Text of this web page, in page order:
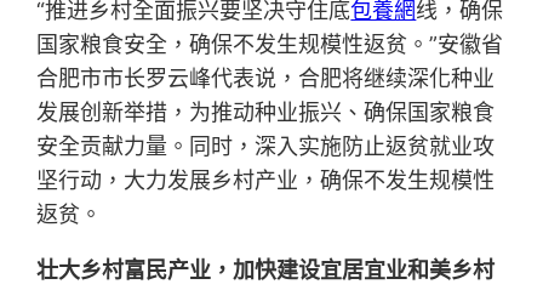
“推进乡村全面振兴要坚决守住底包養網线，确保
国家粮食安全，确保不发生规模性返贫。”安徽省
合肥市市长罗云峰代表说，合肥将继续深化种业
发展创新举措，为推动种业振兴、确保国家粮食
安全贡献力量。同时，深入实施防止返贫就业攻
坚行动，大力发展乡村产业，确保不发生规模性
返贫。
壮大乡村富民产业，加快建设宜居宜业和美乡村